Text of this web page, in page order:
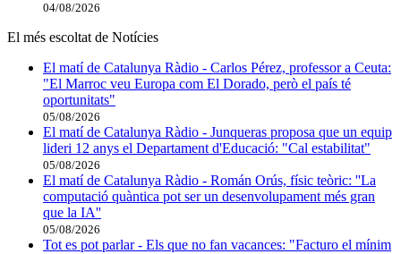
04/08/2026
El més escoltat de Notícies
El matí de Catalunya Ràdio - Carlos Pérez, professor a Ceuta:
"El Marroc veu Europa com El Dorado, però el país té
oportunitats"
05/08/2026
El matí de Catalunya Ràdio - Junqueras proposa que un equip
lideri 12 anys el Departament d'Educació: "Cal estabilitat"
05/08/2026
El matí de Catalunya Ràdio - Román Orús, físic teòric: ''La
computació quàntica pot ser un desenvolupament més gran
que la IA''
05/08/2026
Tot es pot parlar - Els que no fan vacances: "Facturo el mínim